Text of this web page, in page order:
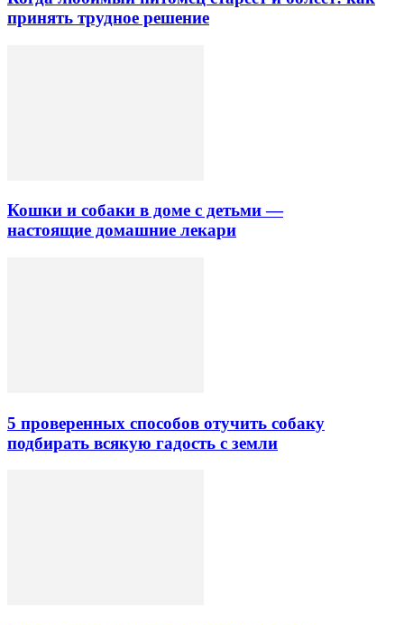
принять трудное решение
Кошки и собаки в доме с детьми —
настоящие домашние лекари
5 проверенных способов отучить собаку
подбирать всякую гадость с земли